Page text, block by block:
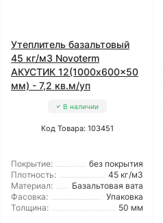
Утеплитель базальтовый
45 кг/м3 Novoterm
АКУСТИК 12(1000x600x50
мм) - 7,2 кв.м/уп
В наличии
Код Товара: 103451
Покрытие:
без покрытия
Плотность:
45 кг/м3
Материал:
Базальтовая вата
Фасовка:
Упаковка
Толщина:
50 мм